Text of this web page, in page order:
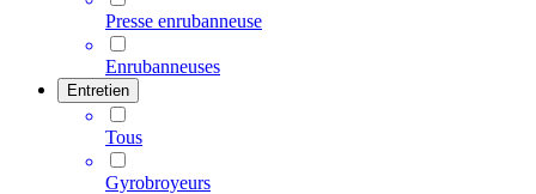
Presse enrubanneuse
Enrubanneuses
Entretien
Tous
Gyrobroyeurs